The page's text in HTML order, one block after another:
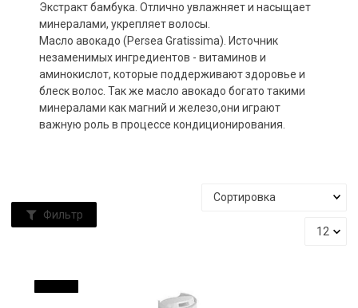
Экстракт бамбука. Отлично увлажняет и насыщает
минералами, укрепляет волосы.
Масло авокадо (Persea Gratissima). Источник
незаменимых ингредиентов - витаминов и
аминокислот, которые поддерживают здоровье и
блеск волос. Так же масло авокадо богато такими
минералами как магний и железо,они играют
важную роль в процессе кондиционирования.
Фильтр